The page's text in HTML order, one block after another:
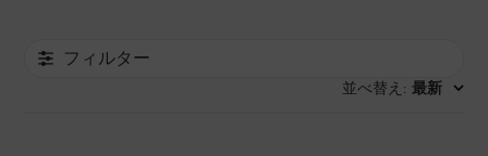
フィルター
並べ替え : 最新